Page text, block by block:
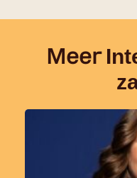
Meer